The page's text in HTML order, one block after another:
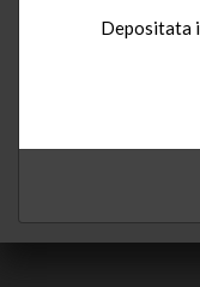
Depositata